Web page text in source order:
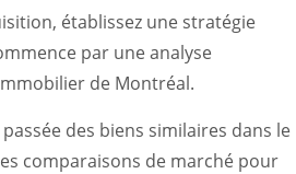
établissez une stratégie
par une analyse
de Montréal.
des biens similaires dans le
comparaisons de marché pour